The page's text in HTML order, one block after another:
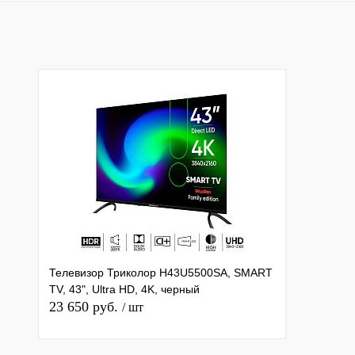
Телевизор Триколор H43U5500SA, SMART
TV, 43", Ultra HD, 4K, черный
23 650 руб. / шт